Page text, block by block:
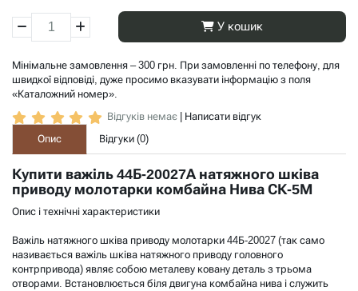
У кошик
Мінімальне замовлення – 300 грн. При замовленні по телефону, для
швидкої відповіді, дуже просимо вказувати інформацію з поля
«Каталожний номер».
Відгуків немає
Написати відгук
Опис
Відгуки (0)
Купити важіль 44Б-20027А натяжного шківа
приводу молотарки комбайна Нива СК-5М
Опис і технічні характеристики
Важіль натяжного шківа приводу молотарки 44Б-20027 (так само
називається важіль шківа натяжного приводу головного
контрпривода) являє собою металеву ковану деталь з трьома
отворами. Встановлюється біля двигуна комбайна нива і служить